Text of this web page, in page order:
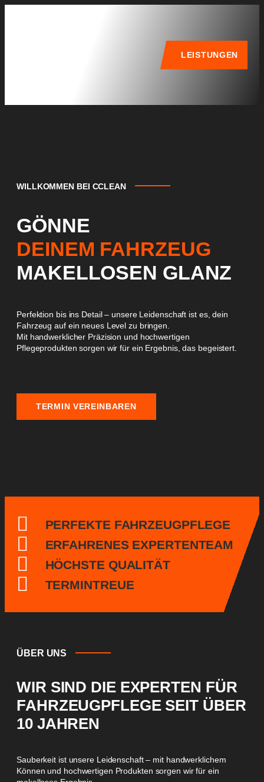
LEISTUNGEN
WILLKOMMEN BEI CCLEAN
GÖNNE
DEINEM FAHRZEUG
MAKELLOSEN GLANZ
Perfektion bis ins Detail – unsere Leidenschaft ist es, dein
Fahrzeug auf ein neues Level zu bringen.
Mit handwerklicher Präzision und hochwertigen
Pflegeprodukten sorgen wir für ein Ergebnis, das begeistert.
TERMIN VEREINBAREN
PERFEKTE FAHRZEUGPFLEGE
ERFAHRENES EXPERTENTEAM
HÖCHSTE QUALITÄT
TERMINTREUE
ÜBER UNS
WIR SIND DIE EXPERTEN FÜR
FAHRZEUGPFLEGE SEIT ÜBER
10 JAHREN
Sauberkeit ist unsere Leidenschaft – mit handwerklichem
Können und hochwertigen Produkten sorgen wir für ein